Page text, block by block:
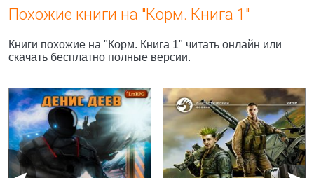
Похожие книги на "Корм. Книга 1"
Книги похожие на "Корм. Книга 1" читать онлайн или
скачать бесплатно полные версии.